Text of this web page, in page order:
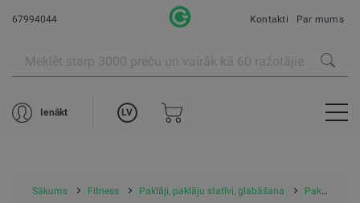
67994044 Kontakti Par mums
Ienākt LV
Sākums Fitness Paklāji, paklāju statīvi, glabāšana Paklāji